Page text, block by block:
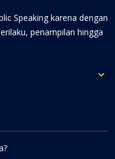
Speaking karena dengan
penampilan hingga